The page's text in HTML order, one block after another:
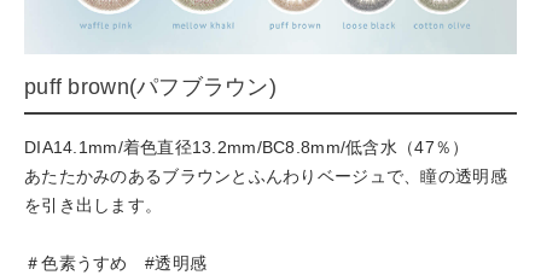
puff brown(パフブラウン)
DIA14.1mm/着色直径13.2mm/BC8.8mm/低含水（47％）
あたたかみのあるブラウンとふんわりベージュで、瞳の透明感
を引き出します。
＃色素うすめ #透明感